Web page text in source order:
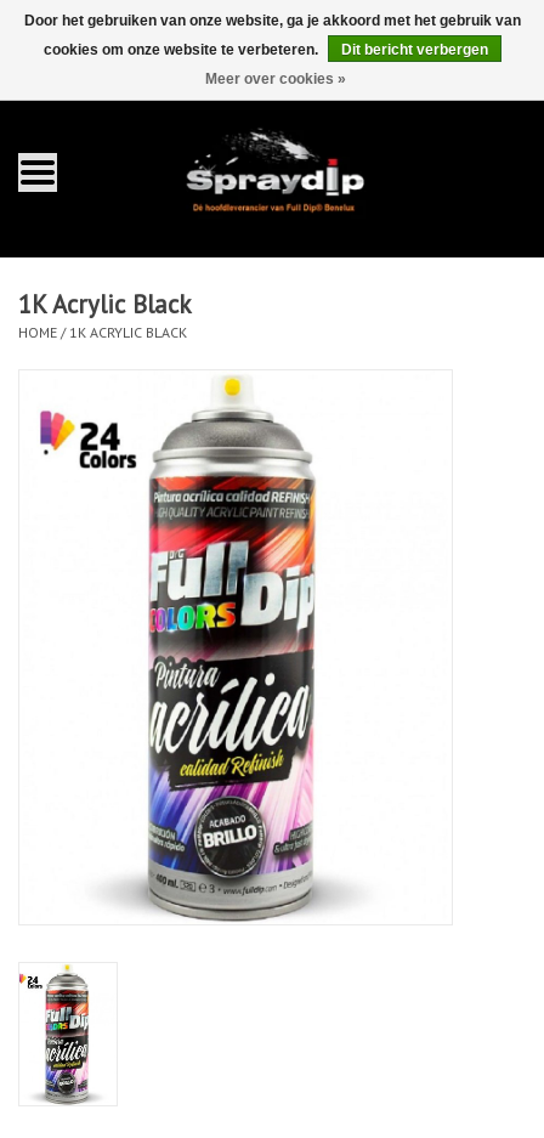
0 Artikelen - €0,00
Gallons
Sprays
Sets
Toebehoren
1K Acrylic Black
HOME / 1K ACRYLIC BLACK
Door het gebruiken van onze website, ga je akkoord met het gebruik van
cookies om onze website te verbeteren.
Dit bericht verbergen
Meer over cookies »